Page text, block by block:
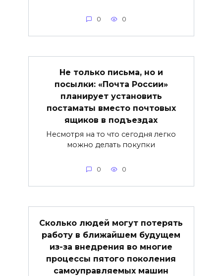
0 0
Не только письма, но и
посылки: «Почта России»
планирует установить
постаматы вместо почтовых
ящиков в подъездах
Несмотря на то что сегодня легко
можно делать покупки
0 0
Сколько людей могут потерять
работу в ближайшем будущем
из-за внедрения во многие
процессы пятого поколения
самоуправляемых машин